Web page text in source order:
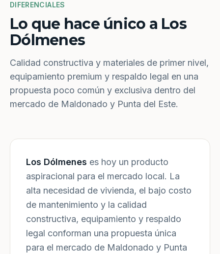
DIFERENCIALES
Lo que hace único a Los
Dólmenes
Calidad constructiva y materiales de primer nivel,
equipamiento premium y respaldo legal en una
propuesta poco común y exclusiva dentro del
mercado de Maldonado y Punta del Este.
Los Dólmenes es hoy un producto
aspiracional para el mercado local. La
alta necesidad de vivienda, el bajo costo
de mantenimiento y la calidad
constructiva, equipamiento y respaldo
legal conforman una propuesta única
para el mercado de Maldonado y Punta